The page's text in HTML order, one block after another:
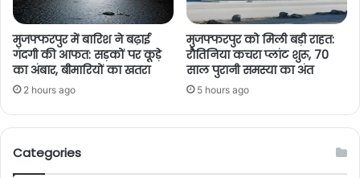
मुजफ्फरपुर में बारिश ने बढ़ाई
गंदगी की आफत: सड़कों पर कूड़े
का अंबार, बीमारियों का खतरा
2 hours ago
मुजफ्फरपुर को मिली बड़ी राहत:
रौतिनिया कचरा प्लांट शुरू, 70
साल पुरानी समस्या का अंत
5 hours ago
Categories